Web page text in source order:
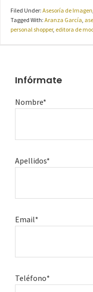
Filed Under: Asesoría de Imagen
Tagged With: Aranza García
personal shopper, editora de
Infórmate
Nombre*
Apellidos*
Email*
Teléfono*